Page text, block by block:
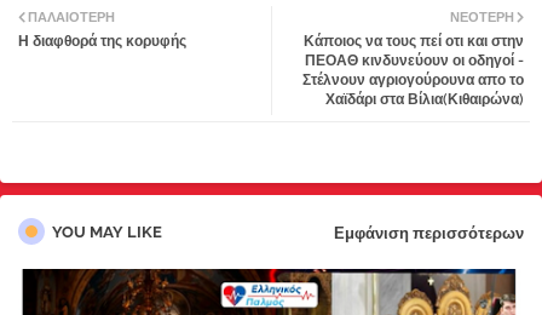
atsa
ΝΕΌΤΕΡΗ
Κάποιος να τους πεί οτι και στην
ΠΕΟΑΘ κινδυνεύουν οι οδηγοί -
Στέλνουν αγριογούρουνα απο το
Χαϊδάρι στα Βίλια(Κιθαιρώνα)
ΠΑΛΑΙΌΤΕΡΗ
Η διαφθορά της κορυφής
YOU MAY LIKE Εμφάνιση περισσότερων